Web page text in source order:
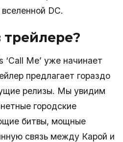
DC.
трейлере?
‘Call Me’ уже начинает
предлагает гораздо
релизы. Мы увидим
городские
битвы, мощные
связь между Карой и